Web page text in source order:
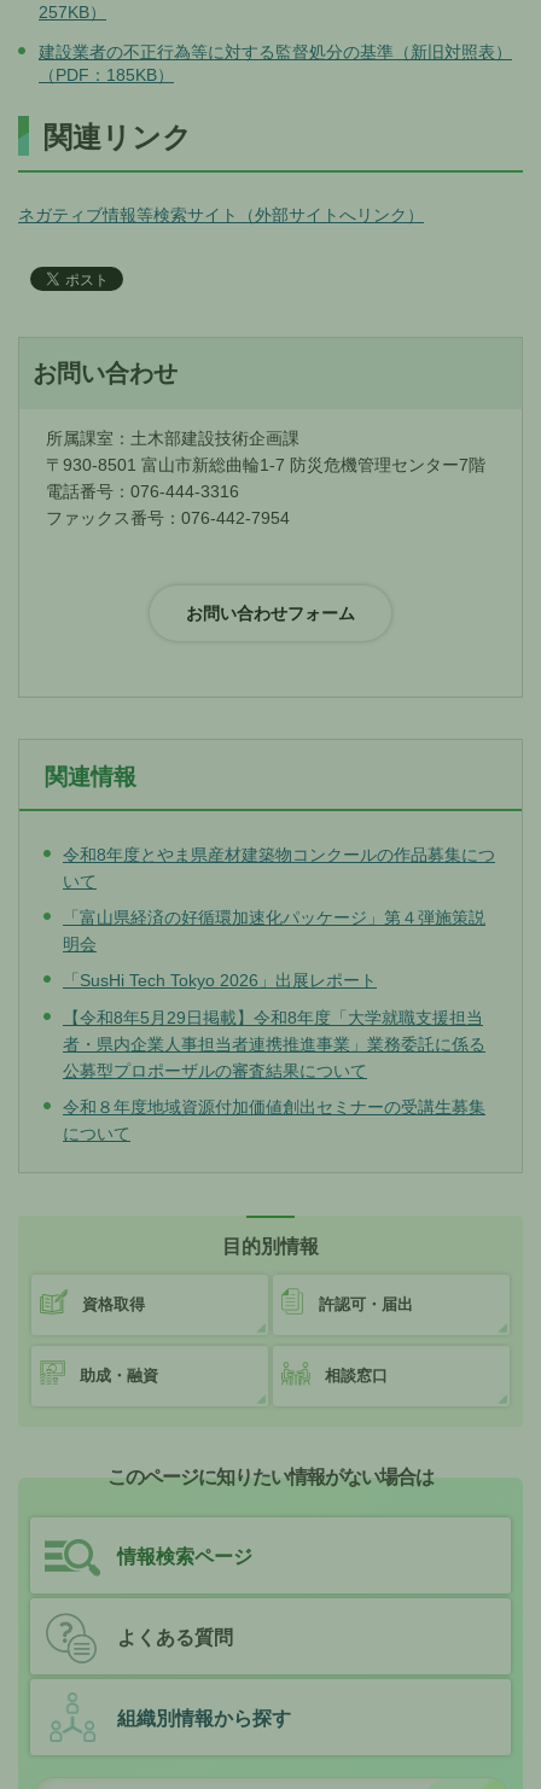
257KB）
建設業者の不正行為等に対する監督処分の基準（新旧対照表）
（PDF：185KB）
関連リンク
ネガティブ情報等検索サイト（外部サイトへリンク）
お問い合わせ
所属課室：土木部建設技術企画課
〒930-8501 富山市新総曲輪1-7 防災危機管理センター7階
電話番号：076-444-3316
ファックス番号：076-442-7954
関連情報
令和8年度とやま県産材建築物コンクールの作品募集につ
いて
「富山県経済の好循環加速化パッケージ」第４弾施策説
明会
「SusHi Tech Tokyo 2026」出展レポート
【令和8年5⽉29⽇掲載】令和8年度「⼤学就職⽀援担当
者・県内企業⼈事担当者連携推進事業」業務委託に係る
公募型プロポーザルの審査結果について
令和８年度地域資源付加価値創出セミナーの受講生募集
について
目的別情報
資格取得 許認可・届出
助成・融資 相談窓口
このページに知りたい情報がない場合は
情報検索ページ
よくある質問
組織別情報から探す